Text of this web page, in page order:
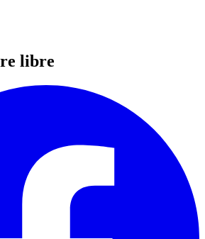
libre